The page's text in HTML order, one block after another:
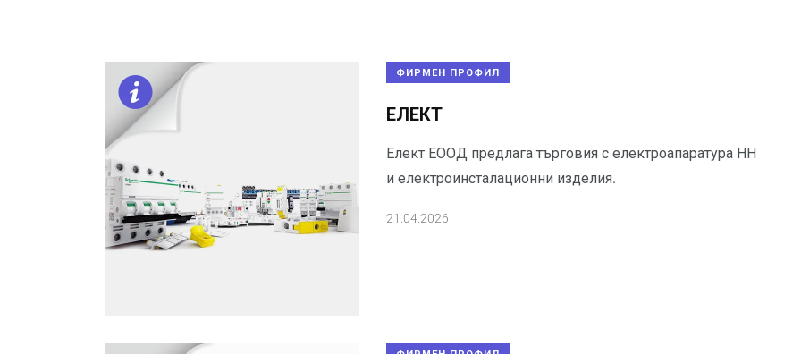
ФИРМЕН ПРОФИЛ
ЕЛЕКТ
Елект ЕООД предлага търговия с електроапаратура НН
и електроинсталационни изделия.
21.04.2026